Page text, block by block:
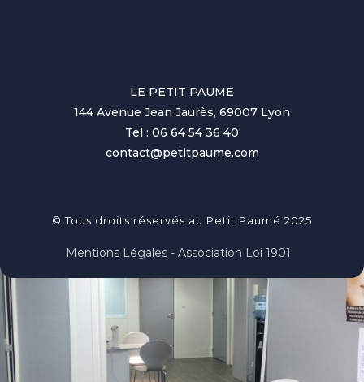
LE PETIT PAUME
144 Avenue Jean Jaurès, 69007 Lyon
Tel : 06 64 54 36 40
contact@petitpaume.com
© Tous droits réservés au Petit Paumé 2025
Mentions Légales - Association Loi 1901